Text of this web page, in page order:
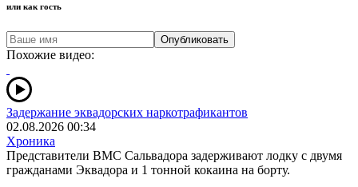
или как гость
Опубликовать
Похожие видео:
Задержание эквадорских наркотрафикантов
02.08.2026 00:34
Хроника
Представители ВМС Сальвадора задерживают лодку с двумя
гражданами Эквадора и 1 тонной кокаина на борту.